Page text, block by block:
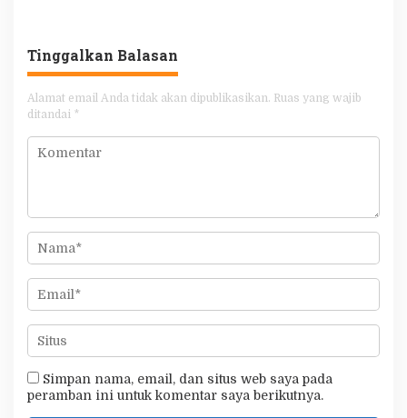
Tinggalkan Balasan
Alamat email Anda tidak akan dipublikasikan. Ruas yang wajib
ditandai *
Simpan nama, email, dan situs web saya pada
peramban ini untuk komentar saya berikutnya.